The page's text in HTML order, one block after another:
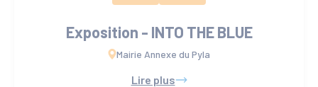
Exposition - INTO THE BLUE
Mairie Annexe du Pyla
Lire plus